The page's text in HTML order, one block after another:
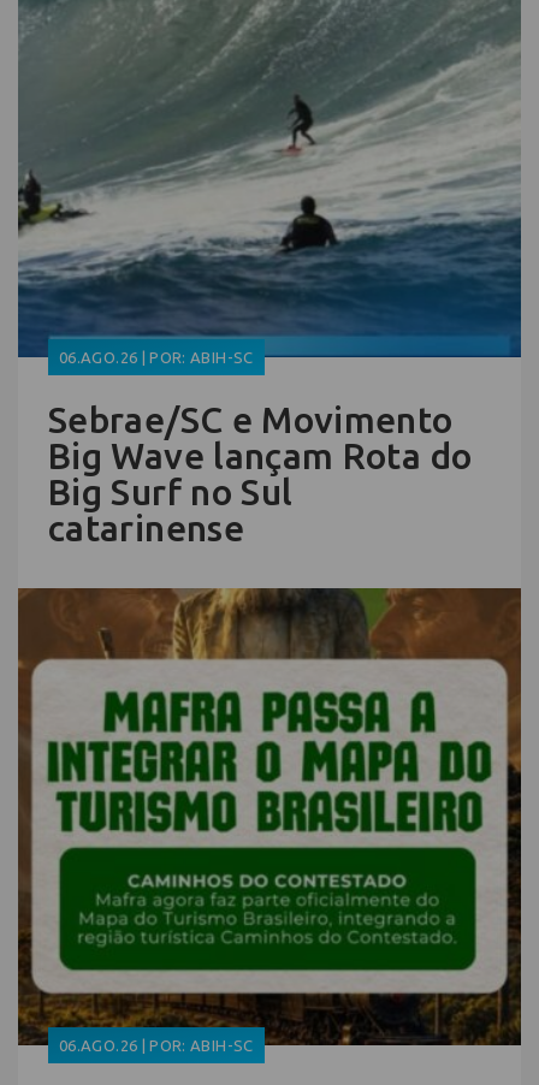
06.AGO.26 | POR: ABIH-SC
Sebrae/SC e Movimento
Big Wave lançam Rota do
Big Surf no Sul
catarinense
06.AGO.26 | POR: ABIH-SC